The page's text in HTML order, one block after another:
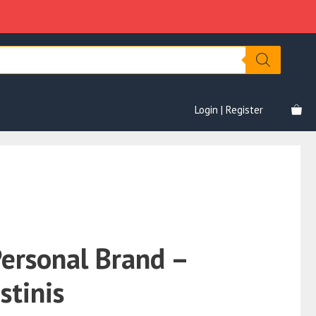
Login | Register
Brand –
€197.00.€17.00.
Francesco